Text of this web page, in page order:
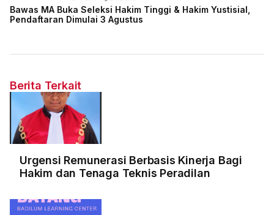
Bawas MA Buka Seleksi Hakim Tinggi & Hakim Yustisial,
Pendaftaran Dimulai 3 Agustus
Berita Terkait
Urgensi Remunerasi Berbasis Kinerja Bagi
Hakim dan Tenaga Teknis Peradilan